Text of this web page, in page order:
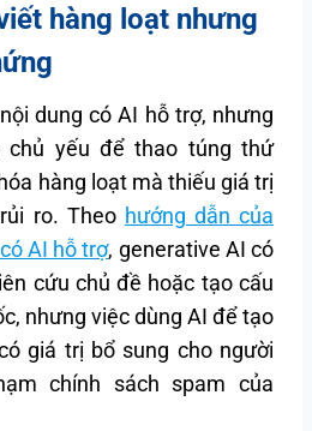
hàng loạt nhưng
dung có AI hỗ trợ, nhưng
chủ yếu để thao túng thứ
hàng loạt mà thiếu giá trị
ro. Theo hướng dẫn của
AI hỗ trợ, generative AI có
cứu chủ đề hoặc tạo cấu
nhưng việc dùng AI để tạo
giá trị bổ sung cho người
chính sách spam của